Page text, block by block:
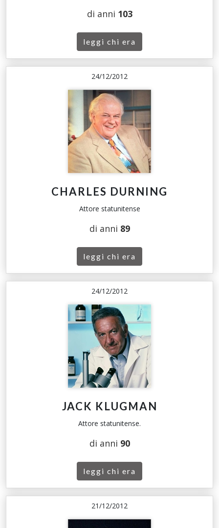
di anni 103
leggi chi era
24/12/2012
CHARLES DURNING
Attore statunitense
di anni 89
leggi chi era
24/12/2012
JACK KLUGMAN
Attore statunitense.
di anni 90
leggi chi era
21/12/2012